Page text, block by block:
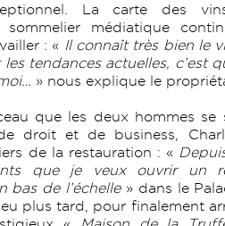
La carte des
médiatique
: « Il connaît très bien le
tendances actuelles, c’est
» nous explique le
que les deux hommes se
droit et de business,
de la restauration : «
que je veux ouvrir un
bas de l’échelle» dans le
plus tard, pour finalement